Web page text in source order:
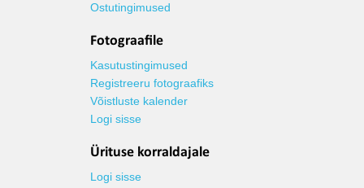
Ostutingimused
Fotograafile
Kasutustingimused
Registreeru fotograafiks
Võistluste kalender
Logi sisse
Ürituse korraldajale
Logi sisse